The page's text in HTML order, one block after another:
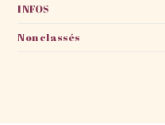
INFOS
Non classés